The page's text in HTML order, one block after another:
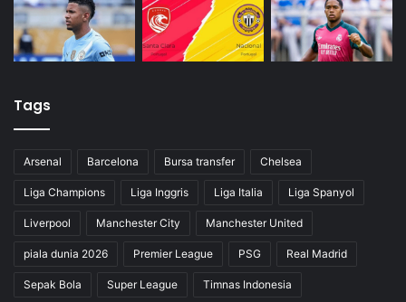
Tags
Arsenal Barcelona Bursa transfer Chelsea
Liga Champions Liga Inggris Liga Italia Liga Spanyol
Liverpool Manchester City Manchester United
piala dunia 2026 Premier League PSG Real Madrid
Sepak Bola Super League Timnas Indonesia